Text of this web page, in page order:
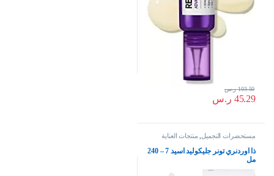
45.29 ر.س
103.50 ر.س
مستحضرات التجميل منتجات العناية
بالبشرة
ذا اوردنري تونر جليكوليد اسيد 7 – 240
مل